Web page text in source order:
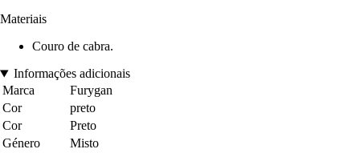
Materiais
Couro de cabra.
Informações adicionais
Marca
Furygan
Cor
preto
Cor
Preto
Género
Misto